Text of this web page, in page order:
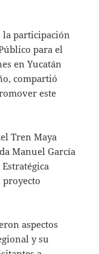
la participación
para el
en Yucatán
compartió
este
Tren Maya
Manuel García
aspectos
y su